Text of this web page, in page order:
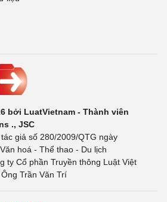
bởi LuatVietnam - Thành viên
., JSC
giả số 280/2009/QTG ngày
hoá - Thể thao - Du lịch
ty Cổ phần Truyền thông Luật Việt
Trần Văn Trí